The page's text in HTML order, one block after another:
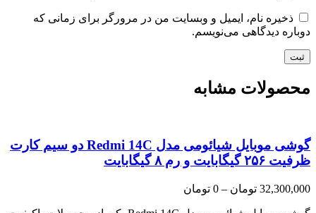
ذخیره نام، ایمیل و وبسایت من در مرورگر برای زمانی که
دوباره دیدگاهی می‌نویسم.
محصولات مشابه
گوشی موبایل شیائومی مدل Redmi 14C دو سیم کارت
ظرفیت ۲۵۶ گیگابایت و رم ۸ گیگابایت
32,300,000 تومان –
0 تومان